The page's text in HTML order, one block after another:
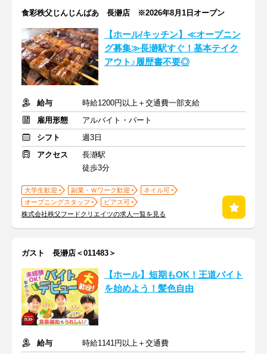
食彩秩父じんじんばあ 長瀞店 ※2026年8月1日オープン
【ホール/キッチン】≪オープニン
グ募集≫長瀞駅すぐ！基本テイク
アウト♪履歴書不要◎
給与
時給1200円以上＋交通費一部支給
雇用形態
アルバイト・パート
シフト
週3日
アクセス
長瀞駅
徒歩3分
大学生歓迎 副業・Ｗワーク歓迎
ネイル可
オープニングスタッフ
ピアス可
株式会社秩父フードクリエイツの求人一覧を見る
ガスト 長瀞店＜011483＞
【ホール】短期もOK！王道バイト
を始めよう！髪色自由
給与
時給1141円以上＋交通費